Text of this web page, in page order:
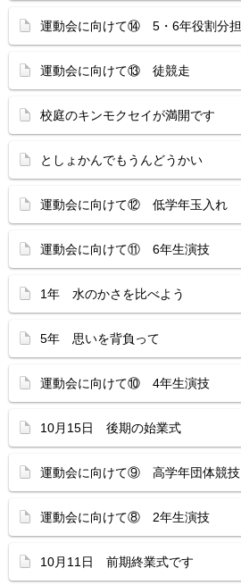
運動会に向けて⑭ 5・6年役割分担
運動会に向けて⑬ 徒競走
校庭のキンモクセイが満開です
としょかんでもうんどうかい
運動会に向けて⑫ 低学年玉入れ
運動会に向けて⑪ 6年生演技
1年 水のかさを比べよう
5年 思いを背負って
運動会に向けて⑩ 4年生演技
10月15日 後期の始業式
運動会に向けて⑨ 高学年団体競技
運動会に向けて⑧ 2年生演技
10月11日 前期終業式です